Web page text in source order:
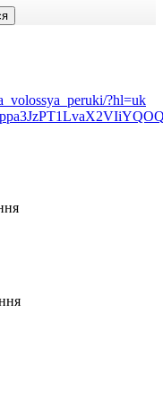
?hl=uk